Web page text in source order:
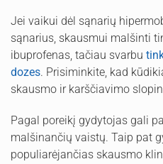
Jei vaikui dėl sąnarių
sąnarius, skausmui malšinti
ibuprofenas, tačiau svarbu
dozes. Prisiminkite, kad
skausmo ir karščiavimo
Pagal poreikį gydytojas gali
malšinančių vaistų. Taip pat
populiarėjančias skausmo